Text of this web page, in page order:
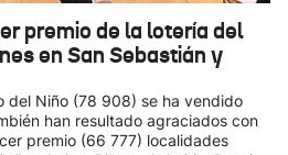
premio de la lotería del
en San Sebastián y
del Niño (78 908) se ha vendido
han resultado agraciados con
premio (66 777) localidades